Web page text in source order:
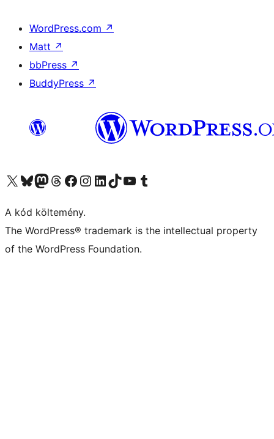
WordPress.com ↗
Matt ↗
bbPress ↗
BuddyPress ↗
Visit our X (formerly Twitter) account
Visit our Bluesky account
Twitter csatornánk
Visit our Threads account
Facebook oldalunk megtekintése
Visit our Instagram account
Visit our LinkedIn account
Visit our TikTok account
Visit our YouTube channel
Visit our Tumblr account
A kód költemény.
The WordPress® trademark is the intellectual property
of the WordPress Foundation.